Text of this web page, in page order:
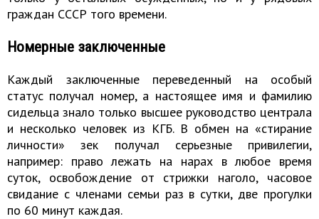
граждан СССР того времени.
Номерные заключенные
Каждый заключенные переведенный на особый
статус получал номер, а настоящее имя и фамилию
сидельца знало только высшее руководство централа
и несколько человек из КГБ. В обмен на «стирание
личности» зек получал серьезные привилегии,
например: право лежать на нарах в любое время
суток, освобождение от стрижки наголо, часовое
свидание с членами семьи раз в сутки, две прогулки
по 60 минут каждая.